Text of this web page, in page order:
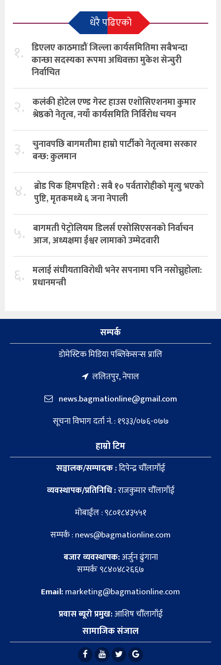
धेरै पढिएको
१. डिएलए काठमाडौं जिल्ला कार्यसमितिमा सबैभन्दा
कान्छा सदस्यका रूपमा अधिवक्ता मुकेश सेन्चुरी
निर्वाचित
२. कलंकी होटेल एण्ड गेस्ट हाउस एशोसिएशनमा कुमार
श्रेष्ठको नेतृत्व, नयाँ कार्यसमिति निर्विरोध चयन
३. चुनावपछि बागमतीमा हाम्राे पार्टीको नेतृत्वमा सरकार
बन्छ: कुलमान
४. ब्रोड पिक हिमपहिरो : सबै १० पर्वतारोहीको मृत्यु भएको
पुष्टि, मृतकमध्ये ६ जना नेपाली
५. बागमती पेट्रोलियम डिलर्स एसोसिएसनको निर्वाचन
आज, अध्यक्षमा ईश्वर लामाको उम्मेदवारी
६. मलाई संघीयताविरोधी भनेर सपनामा पनि नसोच्नुहोला:
प्रधानमन्त्री
सम्पर्क
डाेमेस्टिक मिडिया पब्लिकेसन्स प्रालि
ललितपुर, नेपाल
news.bagmationline@gmail.com
सूचना विभाग दर्ता नं. : १९३३/०७६-०७७
हाम्रो टिम
सञ्चालक/सम्पादक :दिपेन्द्र चौँलागाँई
व्यवस्थापक/प्रतिनिधि :राजकुमार चौँलागाँई
मोबाईल : ९८०१८४३५५१
सम्पर्क : news@bagmationline.com
बजार व्यवस्थापक:अर्जुन ढुंगाना
सम्पर्कः ९८४०४८२६६७
Email:marketing@bagmationline.com
प्रवास ब्यूरो प्रमुख:आशिष चौँलागाँई
सामाजिक संजाल